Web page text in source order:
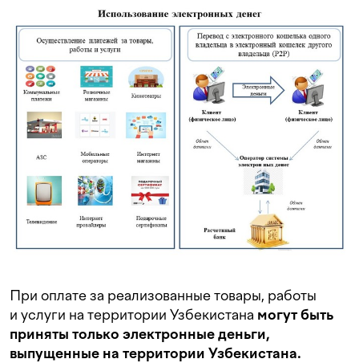
При оплате за реализованные товары, работы
и услуги на территории Узбекистана могут быть
приняты только электронные деньги,
выпущенные на территории Узбекистана.